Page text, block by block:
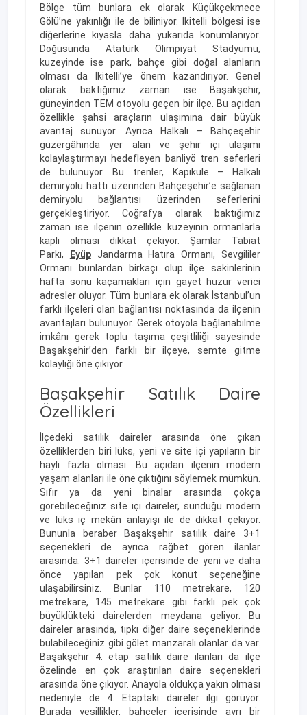
Bölge tüm bunlara ek olarak Küçükçekmece
Gölü’ne yakınlığı ile de biliniyor. İkitelli bölgesi ise
diğerlerine kıyasla daha yukarıda konumlanıyor.
Doğusunda Atatürk Olimpiyat Stadyumu,
kuzeyinde ise park, bahçe gibi doğal alanların
olması da İkitelli’ye önem kazandırıyor. Genel
olarak baktığımız zaman ise Başakşehir,
güneyinden TEM otoyolu geçen bir ilçe. Bu açıdan
özellikle şahsi araçların ulaşımına dair büyük
avantaj sunuyor. Ayrıca Halkalı – Bahçeşehir
güzergâhında yer alan ve şehir içi ulaşımı
kolaylaştırmayı hedefleyen banliyö tren seferleri
de bulunuyor. Bu trenler, Kapıkule – Halkalı
demiryolu hattı üzerinden Bahçeşehir’e sağlanan
demiryolu bağlantısı üzerinden seferlerini
gerçekleştiriyor. Coğrafya olarak baktığımız
zaman ise ilçenin özellikle kuzeyinin ormanlarla
kaplı olması dikkat çekiyor. Şamlar Tabiat
Parkı,
EyüpJandarma Hatıra Ormanı, Sevgililer
Ormanı bunlardan birkaçı olup ilçe sakinlerinin
hafta sonu kaçamakları için gayet huzur verici
adresler oluyor. Tüm bunlara ek olarak İstanbul’un
farklı ilçeleri olan bağlantısı noktasında da ilçenin
avantajları bulunuyor. Gerek otoyola bağlanabilme
imkânı gerek toplu taşıma çeşitliliği sayesinde
Başakşehir’den farklı bir ilçeye, semte gitme
kolaylığı öne çıkıyor.
Başakşehir Satılık Daire
Özellikleri
İlçedeki satılık daireler arasında öne çıkan
özelliklerden biri lüks, yeni ve site içi yapıların bir
hayli fazla olması. Bu açıdan ilçenin modern
yaşam alanları ile öne çıktığını söylemek mümkün.
Sıfır ya da yeni binalar arasında çokça
görebileceğiniz site içi daireler, sunduğu modern
ve lüks iç mekân anlayışı ile de dikkat çekiyor.
Bununla beraber Başakşehir satılık daire 3+1
seçenekleri de ayrıca rağbet gören ilanlar
arasında. 3+1 daireler içerisinde de yeni ve daha
önce yapılan pek çok konut seçeneğine
ulaşabilirsiniz. Bunlar 110 metrekare, 120
metrekare, 145 metrekare gibi farklı pek çok
büyüklükteki dairelerden meydana geliyor. Bu
daireler arasında, tıpkı diğer daire seçeneklerinde
bulabileceğiniz gibi gölet manzaralı olanlar da var.
Başakşehir 4. etap satılık daire ilanları da ilçe
özelinde en çok araştırılan daire seçenekleri
arasında öne çıkıyor. Anayola oldukça yakın olması
nedeniyle de 4. Etaptaki daireler ilgi görüyor.
Burada yeşillikler, bahçeler içerisinde ayrı bir